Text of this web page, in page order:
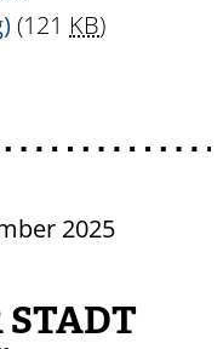
(121 KB)
2025
STADT